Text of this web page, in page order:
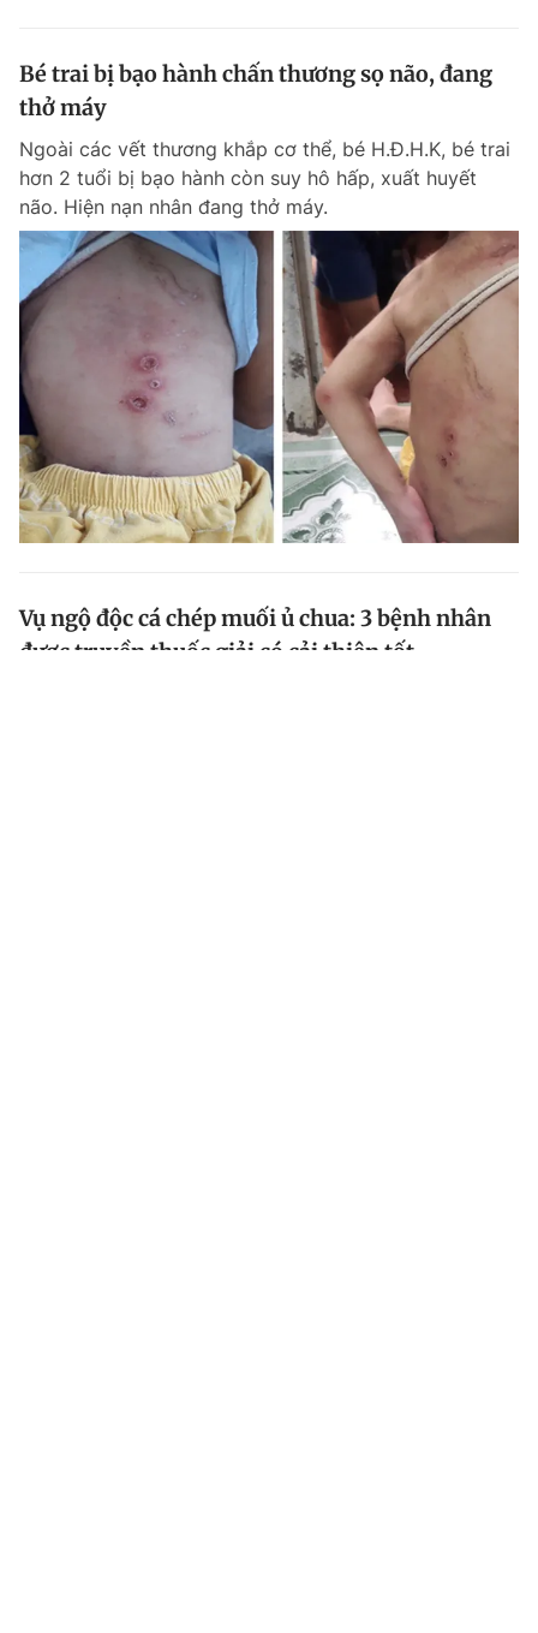
Bé trai bị bạo hành chấn thương sọ não, đang
thở máy
Ngoài các vết thương khắp cơ thể, bé H.Đ.H.K, bé trai
hơn 2 tuổi bị bạo hành còn suy hô hấp, xuất huyết
não. Hiện nạn nhân đang thở máy.
Vụ ngộ độc cá chép muối ủ chua: 3 bệnh nhân
được truyền thuốc giải có cải thiện tốt